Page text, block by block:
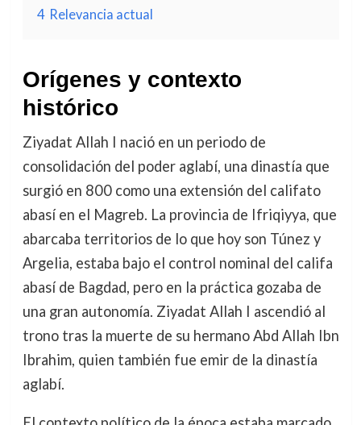
4 Relevancia actual
Orígenes y contexto
histórico
Ziyadat Allah I nació en un periodo de
consolidación del poder aglabí, una dinastía que
surgió en 800 como una extensión del califato
abasí en el Magreb. La provincia de Ifriqiyya, que
abarcaba territorios de lo que hoy son Túnez y
Argelia, estaba bajo el control nominal del califa
abasí de Bagdad, pero en la práctica gozaba de
una gran autonomía. Ziyadat Allah I ascendió al
trono tras la muerte de su hermano Abd Allah Ibn
Ibrahim, quien también fue emir de la dinastía
aglabí.